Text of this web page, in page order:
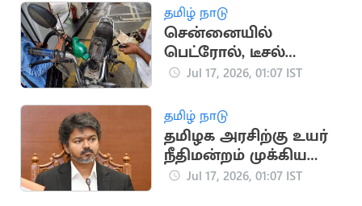
தமிழ் நாடு
சென்னையில்
பெட்ரோல், டீசல்
விலையில் மாற்றம்
Jul 17, 2026, 01:07 IST
தமிழ் நாடு
தமிழக அரசிற்கு உயர்
நீதிமன்றம் முக்கிய
அறிவுறுத்தல்
Jul 17, 2026, 01:07 IST